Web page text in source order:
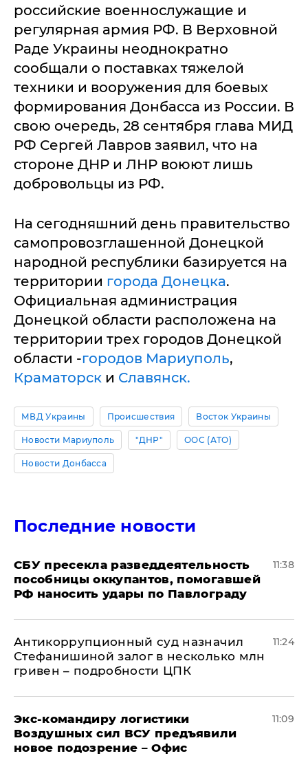
российские военнослужащие и
регулярная армия РФ. В Верховной
Раде Украины неоднократно
сообщали о поставках тяжелой
техники и вооружения для боевых
формирования Донбасса из России. В
свою очередь, 28 сентября глава МИД
РФ Сергей Лавров заявил, что на
стороне ДНР и ЛНР воюют лишь
добровольцы из РФ.
На сегодняшний день правительство
самопровозглашенной Донецкой
народной республики базируется на
территории города Донецка.
Официальная администрация
Донецкой области расположена на
территории трех городов Донецкой
области -городов Мариуполь,
Краматорск и Славянск.
МВД Украины Происшествия Восток Украины
Новости Мариуполь "ДНР" ООС (АТО)
Новости Донбасса
Последние новости
СБУ пресекла разведдеятельность
пособницы оккупантов, помогавшей
РФ наносить удары по Павлограду
11:38
Антикоррупционный суд назначил
Стефанишиной залог в несколько млн
гривен – подробности ЦПК
11:24
Экс-командиру логистики
Воздушных сил ВСУ предъявили
новое подозрение – Офис
11:09